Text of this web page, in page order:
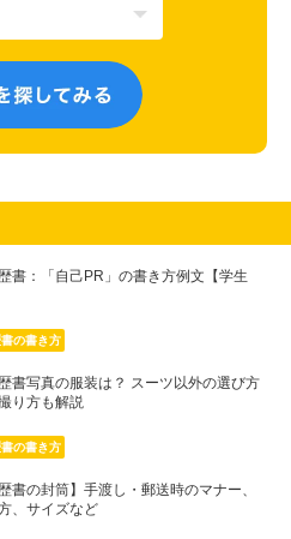
書：「自己PR」の書き方例文【学生
の書き方
書写真の服装は？ スーツ以外の選び方
り方も解説
の書き方
書の封筒】手渡し・郵送時のマナー、
、サイズなど